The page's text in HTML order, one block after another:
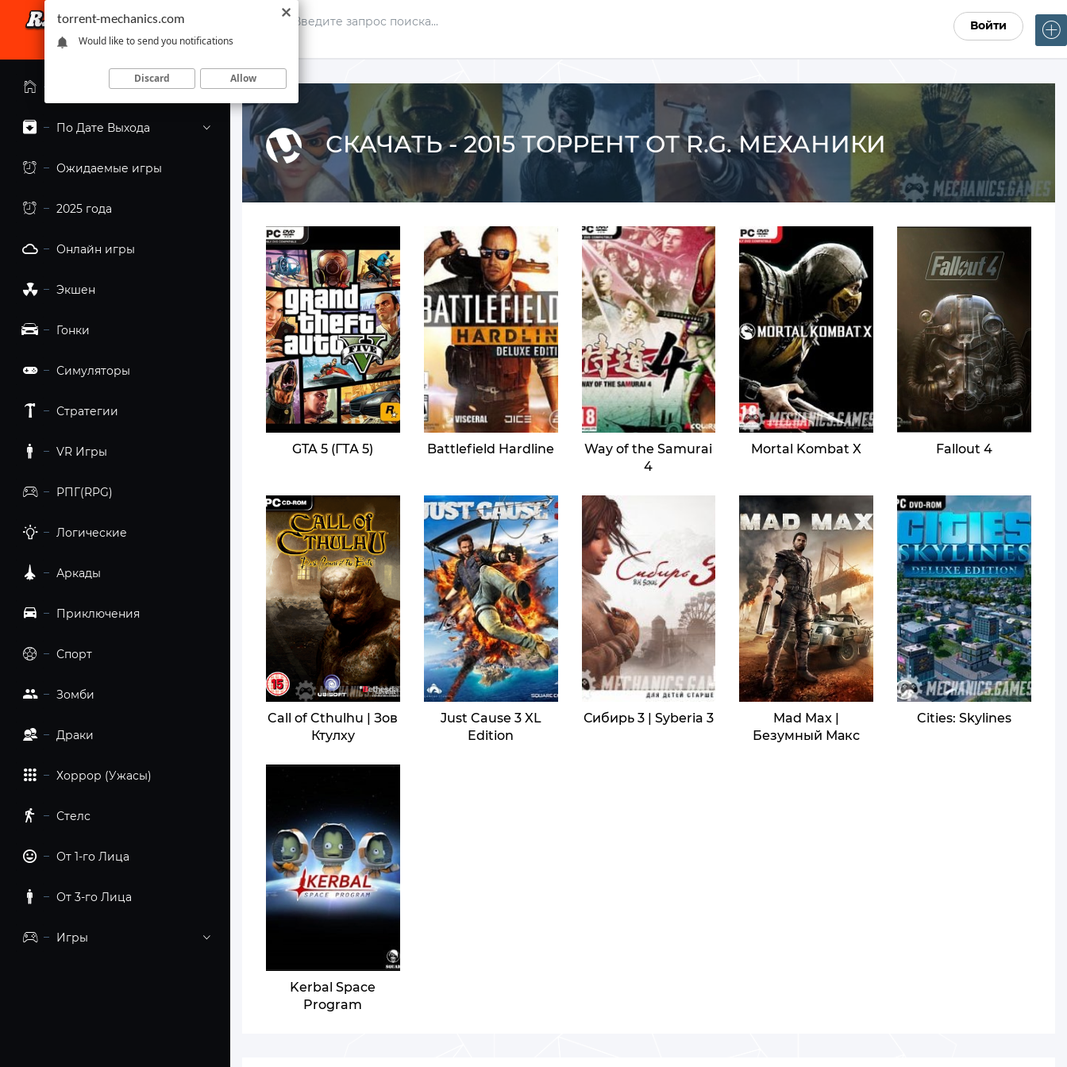
Войти
Главная страница
По Дате Выхода
Ожидаемые игры
2025 года
Онлайн игры
Экшен
Гонки
Симуляторы
Стратегии
VR Игры
РПГ(RPG)
Логические
Аркады
Приключения
Спорт
Зомби
Драки
Хоррор (Ужасы)
Стелс
От 1-го Лица
От 3-го Лица
Игры
СКАЧАТЬ - 2015 ТОРРЕНТ ОТ R.G. МЕХАНИКИ
GTA 5 (ГТА 5) Battlefield Hardline
Way of the Samurai
4
Mortal Kombat X Fallout 4
Call of Cthulhu | Зов
Ктулху
Just Cause 3 XL
Edition
Сибирь 3 | Syberia 3
Mad Max |
Безумный Макс
Cities: Skylines
Kerbal Space
Program
torrent-mechanics.com
Would like to send you notifications
Discard Allow